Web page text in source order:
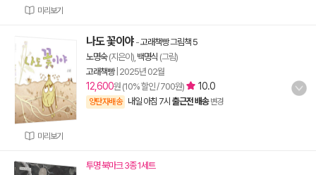
미리보기
미리보기
나도 꽃이야 -고래책빵 그림책 5
노명숙(지은이), 백명식 (그림)
고래책빵| 2025년 02월
12,600원 (10% 할인 / 700원) 10.0
양탄자배송 내일 아침 7시 출근전 배송 변경
투명 북마크 3종 1세트